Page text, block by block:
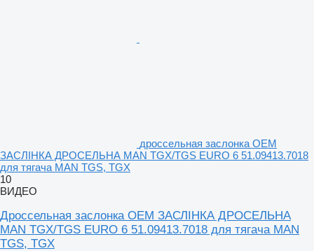
дроссельная заслонка OEM
ЗАСЛІНКА ДРОСЕЛЬНА MAN TGX/TGS EURO 6 51.09413.7018
для тягача MAN TGS, TGX
10
ВИДЕО
Дроссельная заслонка OEM ЗАСЛІНКА ДРОСЕЛЬНА
MAN TGX/TGS EURO 6 51.09413.7018 для тягача MAN
TGS, TGX